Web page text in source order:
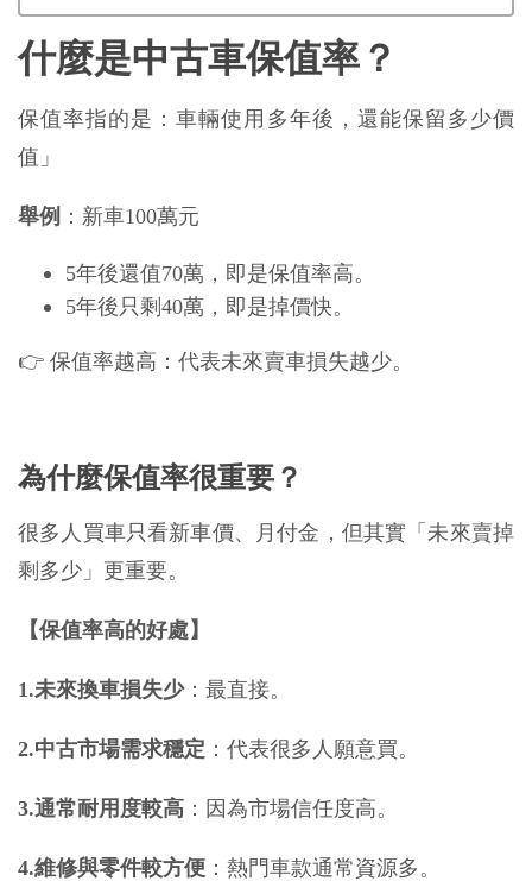
什麼是中古車保值率？
保值率指的是：車輛使用多年後，還能保留多少價
值」
舉例 ：新車100萬元
5年後還值70萬，即是保值率高。
5年後只剩40萬，即是掉價快。
👉 保值率越高：代表未來賣車損失越少。
為什麼保值率很重要？
很多人買車只看新車價、月付金，但其實「未來賣掉
剩多少」更重要。
【保值率高的好處】
1.未來換車損失少：最直接。
2.中古市場需求穩定 ：代表很多人願意買。
3.通常耐用度較高 ：因為市場信任度高。
4.維修與零件較方便 ：熱門車款通常資源多。